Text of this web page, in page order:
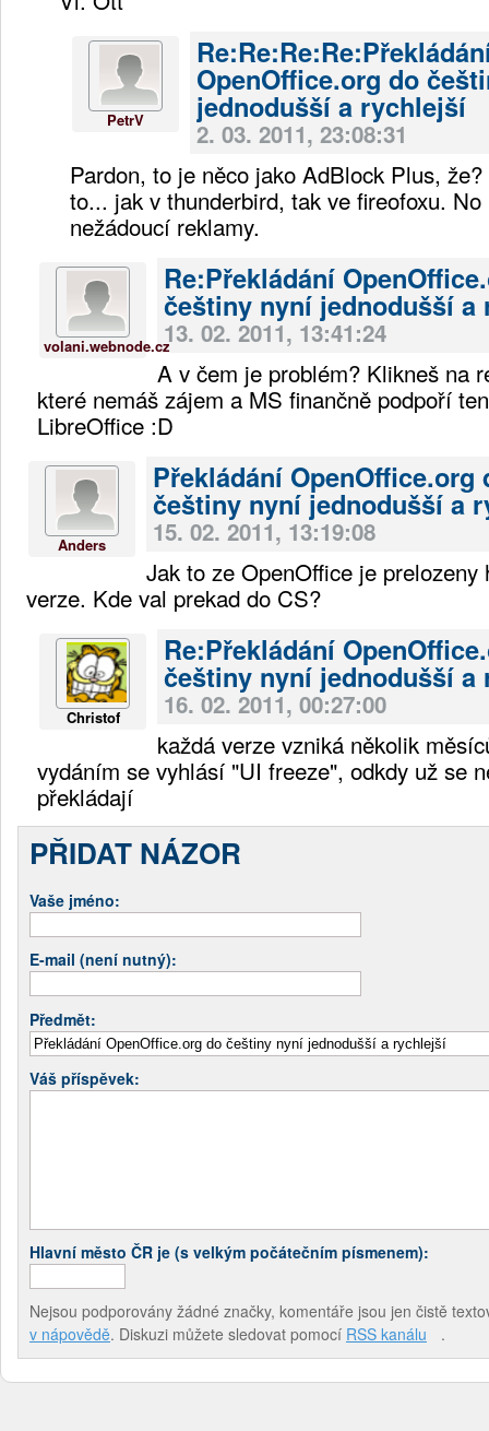
PetrV
OpenOffice.org do
jednodušší a rychlejší
2. 03. 2011, 23:08:31
Pardon, to je něco jako AdBlock Plus,
to... jak v thunderbird, tak ve fireofoxu.
nežádoucí reklamy.
volani.webnode.cz
Re:Překládání
češtiny nyní jednodušší a
13. 02. 2011, 13:41:24
A v čem je problém? Klikneš na
které nemáš zájem a MS finančně podpoří
LibreOffice :D
Anders
Překládání OpenOffice.org
češtiny nyní jednodušší a
15. 02. 2011, 13:19:08
Jak to ze OpenOffice je
verze. Kde val prekad do CS?
Christof
Re:Překládání
češtiny nyní jednodušší a
16. 02. 2011, 00:27:00
každá verze vzniká několik
vydáním se vyhlásí "UI freeze", odkdy už se
překládají
PŘIDAT NÁZOR
Vaše jméno:
E-mail (není nutný):
Předmět:
Váš příspěvek:
Hlavní město ČR je (s velkým počátečním písmenem):
Nejsou podporovány žádné značky, komentáře jsou jen čistě
v nápovědě. Diskuzi můžete sledovat pomocí RSS kanálu .